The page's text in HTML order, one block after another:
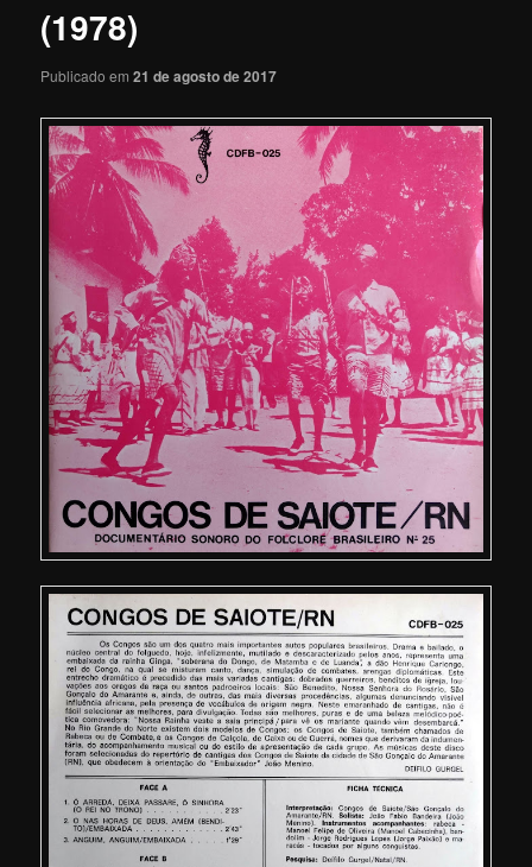
(1978)
Publicado em21 de agosto de 2017